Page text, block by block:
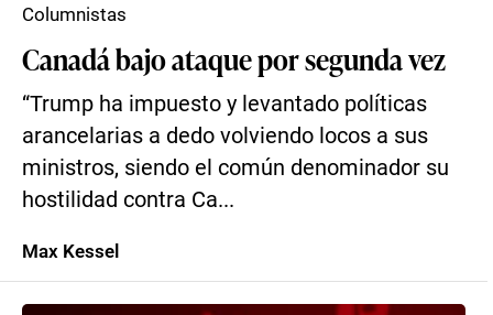
Canadá bajo ataque por segunda vez
“Trump ha impuesto y levantado políticas
arancelarias a dedo volviendo locos a sus
ministros, siendo el común denominador su
hostilidad contra Ca...
Columnistas
Max Kessel